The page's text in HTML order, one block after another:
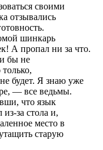
своими
отзывались
шинкарь
А пропал ни за что.
бы не
будет. Я знаю уже
— все ведьмы.
что язык
за стола и,
место в
старую